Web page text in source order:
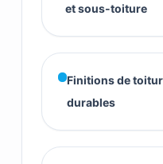
et sous-toiture
Finitions de
durables